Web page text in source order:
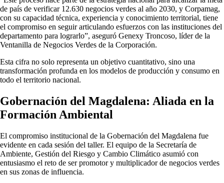
de país de verificar 12.630 negocios verdes al año 2030, y Corpamag,
con su capacidad técnica, experiencia y conocimiento territorial, tiene
el compromiso en seguir articulando esfuerzos con las instituciones del
departamento para lograrlo”, aseguró Genexy Troncoso, líder de la
Ventanilla de Negocios Verdes de la Corporación.
Esta cifra no solo representa un objetivo cuantitativo, sino una
transformación profunda en los modelos de producción y consumo en
todo el territorio nacional.
Gobernación del Magdalena: Aliada en la
Formación Ambiental
El compromiso institucional de la Gobernación del Magdalena fue
evidente en cada sesión del taller. El equipo de la Secretaría de
Ambiente, Gestión del Riesgo y Cambio Climático asumió con
entusiasmo el reto de ser promotor y multiplicador de negocios verdes
en sus zonas de influencia.